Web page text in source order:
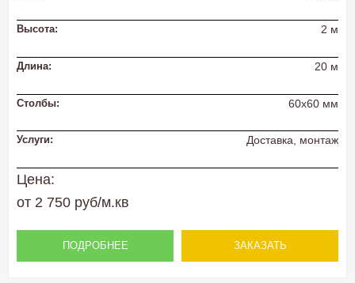
Высота: 2 м
Длина: 20 м
Столбы: 60х60 мм
Услуги: Доставка, монтаж
Цена:
от 2 750 руб/м.кв
ПОДРОБНЕЕ ЗАКАЗАТЬ